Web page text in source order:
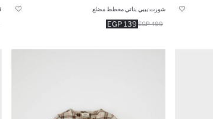
شورت بيبي بناتي مخطط مضلع
139 EGP 499 EGP